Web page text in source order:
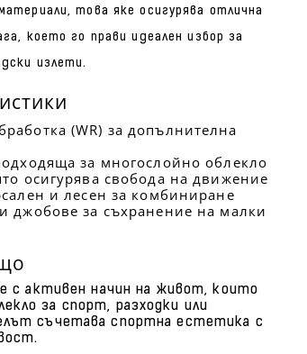
това яке осигурява отлична
което го прави идеален избор за
излети.
(WR) за допълнителна
за многослойно облекло
осигурява свобода на движение
и лесен за комбиниране
джобове за съхранение на малки
с активен начин на живот, които
за спорт, разходки или
съчетава спортна естетика с